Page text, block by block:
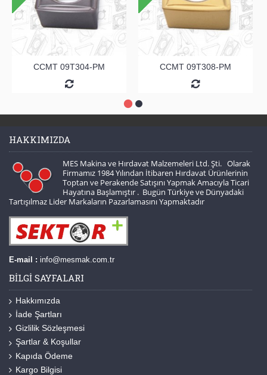
CCMT 09T304-PM CCMT 09T308-PM
HAKKIMIZDA
MES Makina ve Hırdavat Malzemeleri Ltd. Şti. Olarak
Firmamız 1984 Yılından İtibaren Hırdavat Ürünlerinin
Toptan ve Perakende Satışını Yapmak Amacıyla Ticari
Hayatına Başlamıştır . Bugün Türkiye ve Dünyadaki
Tartışılmaz Lider Markaların Pazarlamasını Yapmaktadır
E-mail : info@mesmak.com.tr
BILGI SAYFALARI
Hakkımızda
İade Şartları
Gizlilik Sözleşmesi
Şartlar & Koşullar
Kapıda Ödeme
Kargo Bilgisi